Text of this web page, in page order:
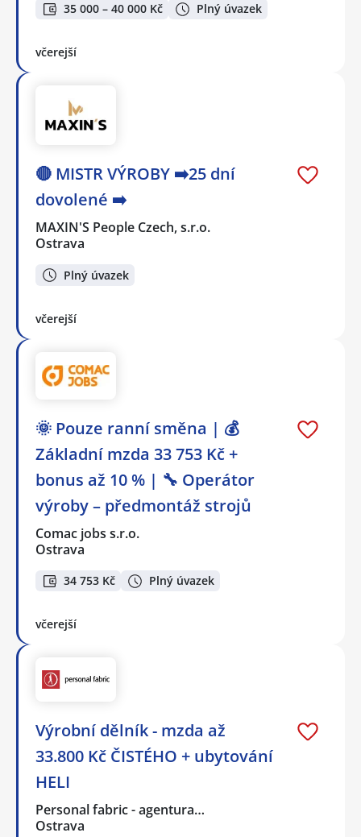
35 000 – 40 000 Kč Plný úvazek
včerejší
🔴 MISTR VÝROBY ➡️25 dní
dovolené ➡️
MAXIN'S People Czech, s.r.o.
Ostrava
Plný úvazek
včerejší
🌞 Pouze ranní směna | 💰
Základní mzda 33 753 Kč +
bonus až 10 % | 🔧 Operátor
výroby – předmontáž strojů
Comac jobs s.r.o.
Ostrava
34 753 Kč Plný úvazek
včerejší
Výrobní dělník - mzda až
33.800 Kč ČISTÉHO + ubytování
HELI
Personal fabric - agentura…
Ostrava